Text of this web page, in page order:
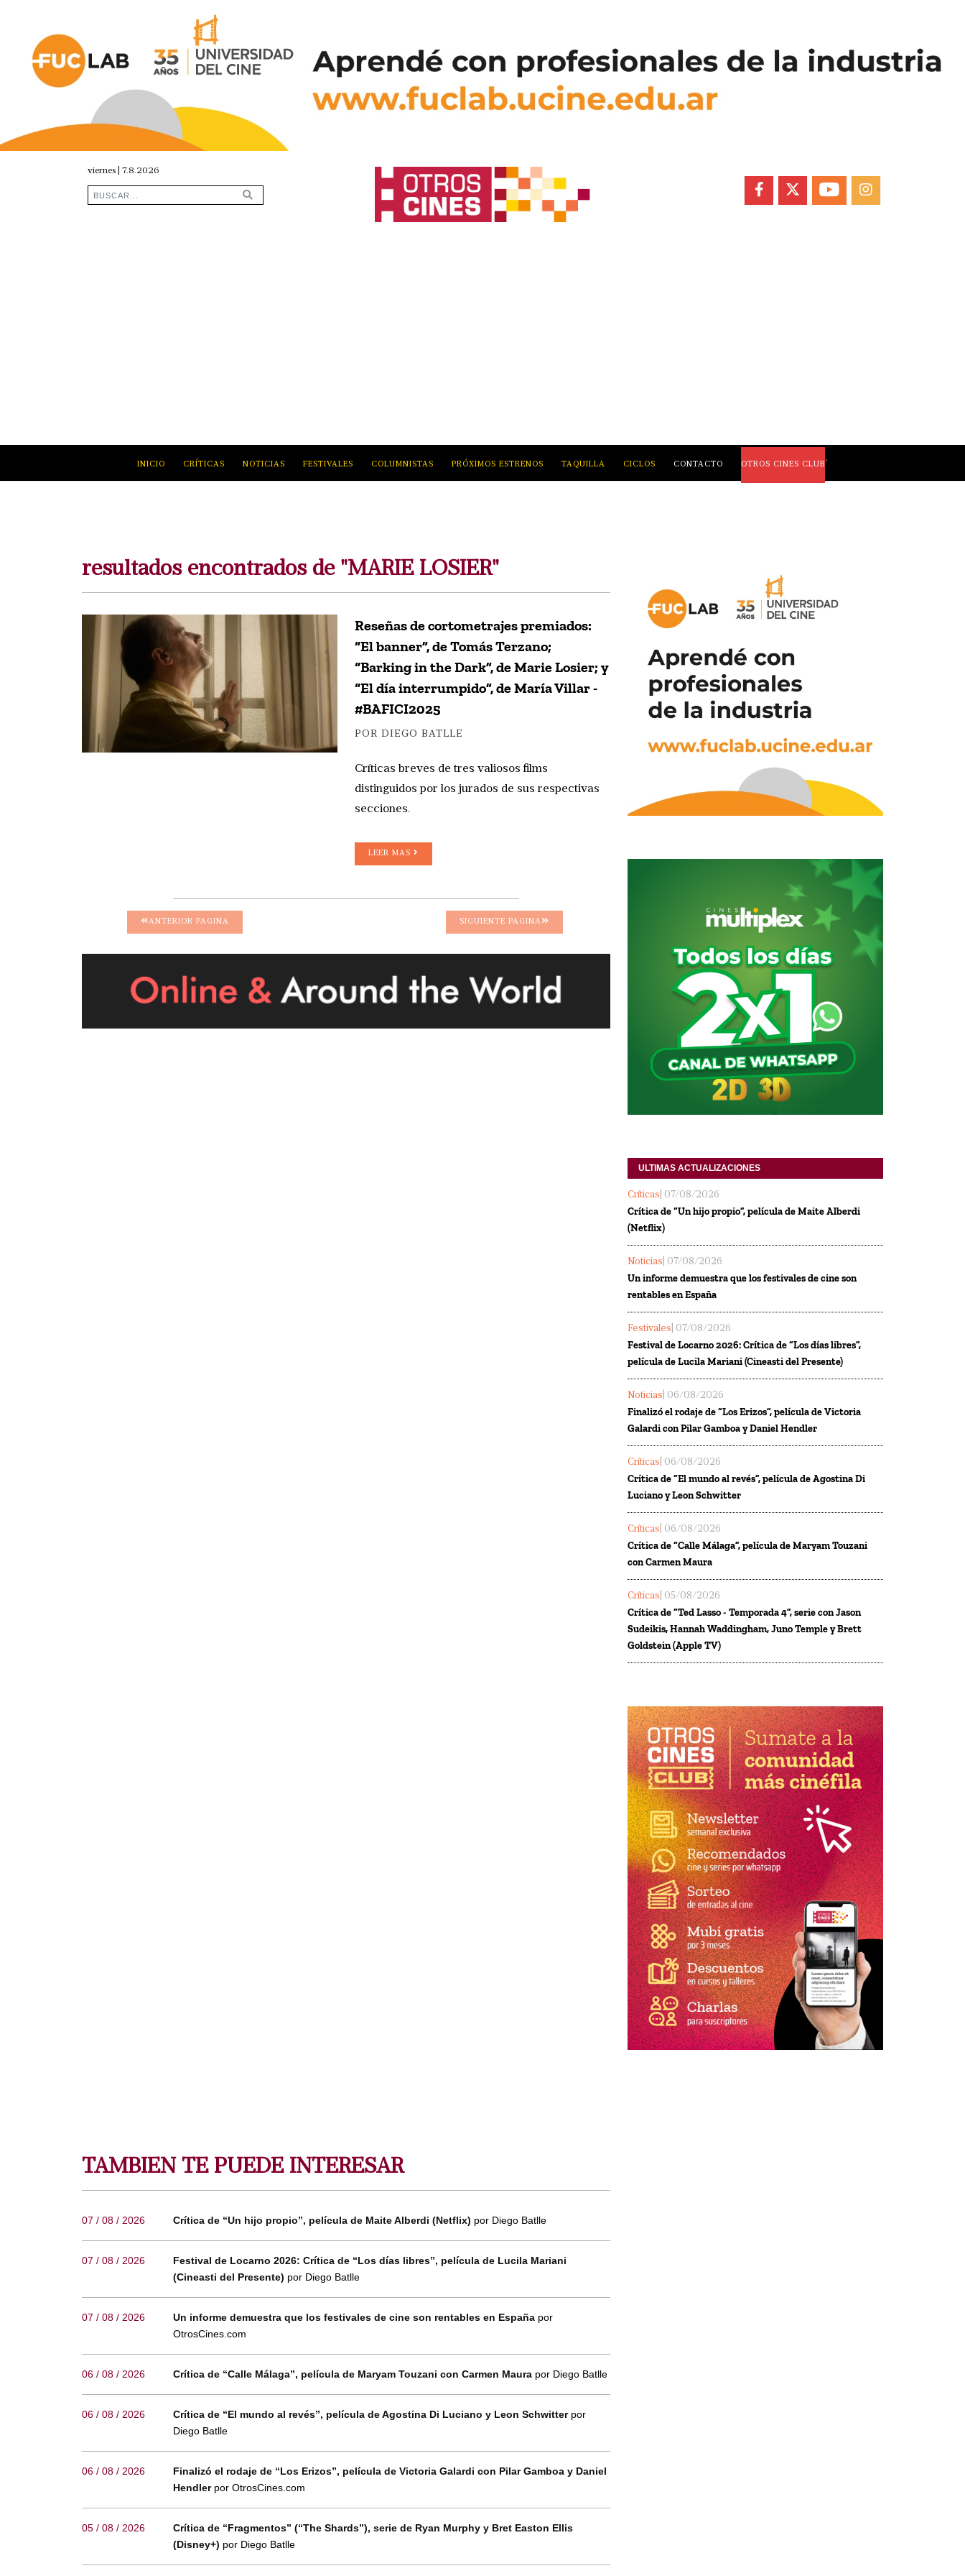
viernes | 7.8.2026
FACEBOOKYOUTUBEINSTAGRAM
INICIO CRÍTICAS NOTICIAS FESTIVALES COLUMNISTAS PRÓXIMOS ESTRENOS TAQUILLA CICLOS CONTACTO OTROS CINES CLUB
resultados encontrados de "MARIE LOSIER"
Reseñas de cortometrajes premiados:
“El banner”, de Tomás Terzano;
“Barking in the Dark”, de Marie Losier; y
“El día interrumpido”, de María Villar -
#BAFICI2025
POR DIEGO BATLLE
Críticas breves de tres valiosos films
distinguidos por los jurados de sus respectivas
secciones.
LEER MAS
ANTERIOR PAGINA SIGUIENTE PAGINA
ULTIMAS ACTUALIZACIONES
Críticas | 07/08/2026
Crítica de “Un hijo propio”, película de Maite Alberdi
(Netflix)
Noticias | 07/08/2026
Un informe demuestra que los festivales de cine son
rentables en España
Festivales | 07/08/2026
Festival de Locarno 2026: Crítica de “Los días libres”,
película de Lucila Mariani (Cineasti del Presente)
Noticias | 06/08/2026
Finalizó el rodaje de “Los Erizos”, película de Victoria
Galardi con Pilar Gamboa y Daniel Hendler
Críticas | 06/08/2026
Crítica de “El mundo al revés”, película de Agostina Di
Luciano y Leon Schwitter
Críticas | 06/08/2026
Crítica de “Calle Málaga”, película de Maryam Touzani
con Carmen Maura
Críticas | 05/08/2026
Crítica de “Ted Lasso - Temporada 4”, serie con Jason
Sudeikis, Hannah Waddingham, Juno Temple y Brett
Goldstein (Apple TV)
TAMBIEN TE PUEDE INTERESAR
07 / 08 / 2026 Crítica de “Un hijo propio”, película de Maite Alberdi (Netflix) por Diego Batlle
07 / 08 / 2026
Festival de Locarno 2026: Crítica de “Los días libres”, película de Lucila Mariani
(Cineasti del Presente) por Diego Batlle
07 / 08 / 2026 Un informe demuestra que los festivales de cine son rentables en España por
OtrosCines.com
06 / 08 / 2026 Crítica de “Calle Málaga”, película de Maryam Touzani con Carmen Maura por Diego Batlle
06 / 08 / 2026 Crítica de “El mundo al revés”, película de Agostina Di Luciano y Leon Schwitter por
Diego Batlle
06 / 08 / 2026
Finalizó el rodaje de “Los Erizos”, película de Victoria Galardi con Pilar Gamboa y Daniel
Hendler por OtrosCines.com
05 / 08 / 2026
Crítica de “Fragmentos” (“The Shards”), serie de Ryan Murphy y Bret Easton Ellis
(Disney+) por Diego Batlle